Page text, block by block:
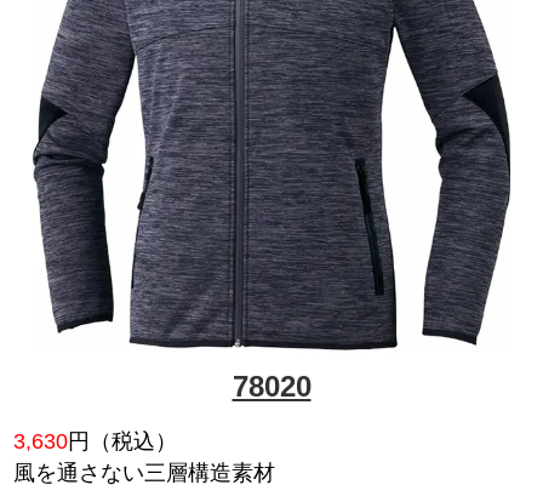
43674
円（税込）
裏パイルトレーナー